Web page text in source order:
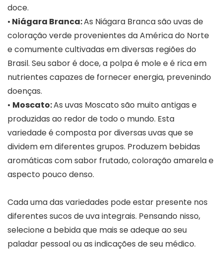
doce.
• Niágara Branca:As Niágara Branca são uvas de
coloração verde provenientes da América do Norte
e comumente cultivadas em diversas regiões do
Brasil. Seu sabor é doce, a polpa é mole e é rica em
nutrientes capazes de fornecer energia, prevenindo
doenças.
• Moscato:As uvas Moscato são muito antigas e
produzidas ao redor de todo o mundo. Esta
variedade é composta por diversas uvas que se
dividem em diferentes grupos. Produzem bebidas
aromáticas com sabor frutado, coloração amarela e
aspecto pouco denso.
Cada uma das variedades pode estar presente nos
diferentes sucos de uva integrais. Pensando nisso,
selecione a bebida que mais se adeque ao seu
paladar pessoal ou as indicações de seu médico.